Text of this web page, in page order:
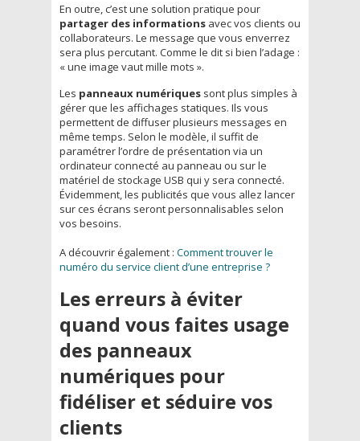
En outre, c’est une solution pratique pour
partager des informations avec vos clients ou
collaborateurs. Le message que vous enverrez
sera plus percutant. Comme le dit si bien l’adage :
« une image vaut mille mots ».
Les panneaux numériques sont plus simples à
gérer que les affichages statiques. Ils vous
permettent de diffuser plusieurs messages en
même temps. Selon le modèle, il suffit de
paramétrer l’ordre de présentation via un
ordinateur connecté au panneau ou sur le
matériel de stockage USB qui y sera connecté.
Évidemment, les publicités que vous allez lancer
sur ces écrans seront personnalisables selon
vos besoins.
A découvrir également : Comment trouver le
numéro du service client d’une entreprise ?
Les erreurs à éviter
quand vous faites usage
des panneaux
numériques pour
fidéliser et séduire vos
clients